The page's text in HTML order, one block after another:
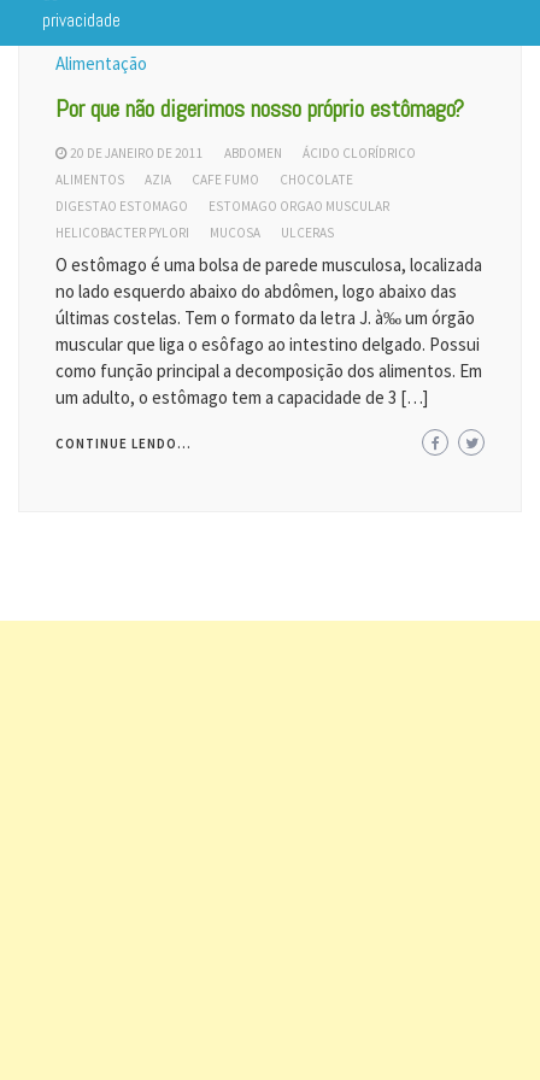
privacidade
Alimentação
Por que não digerimos nosso próprio estômago?
20 DE JANEIRO DE 2011 ABDOMEN
ÁCIDO CLORÍDRICO
ALIMENTOS
AZIA CAFE FUMO
CHOCOLATE
DIGESTAO ESTOMAGO
ESTOMAGO ORGAO MUSCULAR
HELICOBACTER PYLORI
MUCOSA ULCERAS
O estômago é uma bolsa de parede musculosa, localizada
no lado esquerdo abaixo do abdômen, logo abaixo das
últimas costelas. Tem o formato da letra J. à‰ um órgão
muscular que liga o esôfago ao intestino delgado. Possui
como função principal a decomposição dos alimentos. Em
um adulto, o estômago tem a capacidade de 3 […]
CONTINUE LENDO...